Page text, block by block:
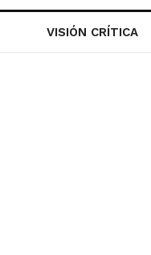
VISIÓN CRÍTICA